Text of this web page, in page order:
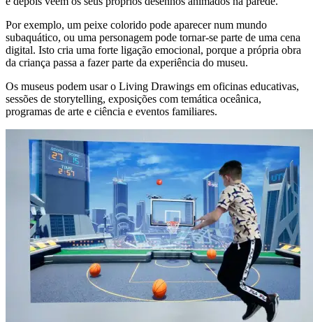
Por exemplo, um peixe colorido pode aparecer num mundo
subaquático, ou uma personagem pode tornar-se parte de uma cena
digital. Isto cria uma forte ligação emocional, porque a própria obra
da criança passa a fazer parte da experiência do museu.
Os museus podem usar o Living Drawings em oficinas educativas,
sessões de storytelling, exposições com temática oceânica,
programas de arte e ciência e eventos familiares.